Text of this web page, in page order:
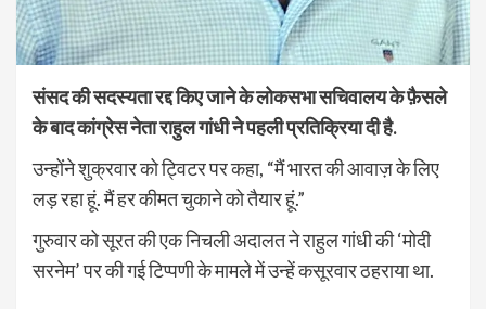
संसद की सदस्यता रद्द किए जाने के लोकसभा सचिवालय के फ़ैसले
के बाद कांग्रेस नेता राहुल गांधी ने पहली प्रतिक्रिया दी है.
उन्होंने शुक्रवार को ट्विटर पर कहा, “मैं भारत की आवाज़ के लिए
लड़ रहा हूं. मैं हर कीमत चुकाने को तैयार हूं.”
गुरुवार को सूरत की एक निचली अदालत ने राहुल गांधी की ‘मोदी
सरनेम’ पर की गई टिप्पणी के मामले में उन्हें कसूरवार ठहराया था.